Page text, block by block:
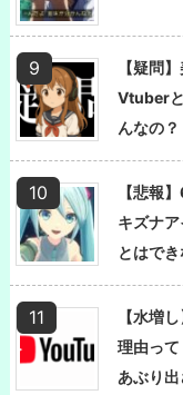
【疑問
Vtuber
んなの？
【悲報
キズナ
とはでき
【水増
理由っ
あぶり